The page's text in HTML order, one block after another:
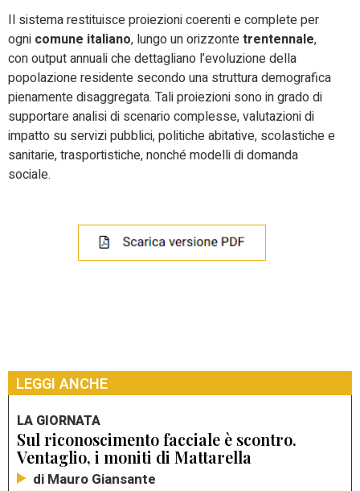
Il sistema restituisce proiezioni coerenti e complete per
ogni comune italiano, lungo un orizzontetrentennale,
con output annuali che dettagliano l’evoluzione della
popolazione residente secondo una struttura demografica
pienamente disaggregata. Tali proiezioni sono in grado di
supportare analisi di scenario complesse, valutazioni di
impatto su servizi pubblici, politiche abitative, scolastiche e
sanitarie, trasportistiche, nonché modelli di domanda
sociale.
LEGGI ANCHE
LA GIORNATA
Sul riconoscimento facciale è scontro.
Ventaglio, i moniti di Mattarella
di Mauro Giansante